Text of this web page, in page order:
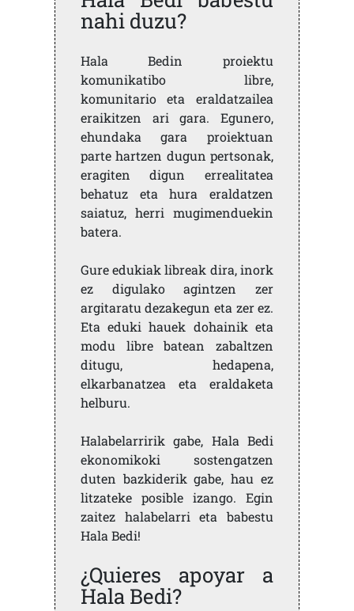
nahi duzu?
Hala Bedin proiektu
komunikatibo libre,
komunitario eta eraldatzailea
eraikitzen ari gara. Egunero,
ehundaka gara proiektuan
parte hartzen dugun pertsonak,
eragiten digun errealitatea
behatuz eta hura eraldatzen
saiatuz, herri mugimenduekin
batera.
Gure edukiak libreak dira, inork
ez digulako agintzen zer
argitaratu dezakegun eta zer ez.
Eta eduki hauek dohainik eta
modu libre batean zabaltzen
ditugu, hedapena,
elkarbanatzea eta eraldaketa
helburu.
Halabelarririk gabe, Hala Bedi
ekonomikoki sostengatzen
duten bazkiderik gabe, hau ez
litzateke posible izango. Egin
zaitez halabelarri eta babestu
Hala Bedi!
¿Quieres apoyar a
Hala Bedi?